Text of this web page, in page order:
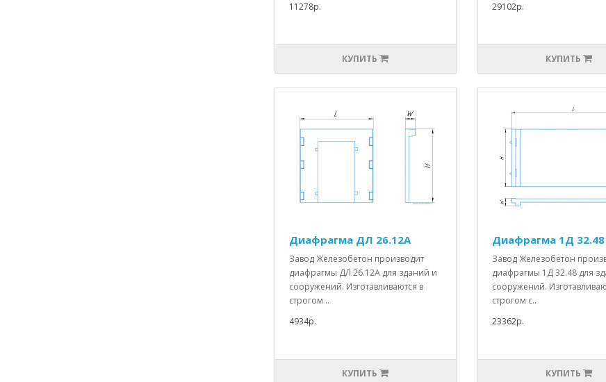
11278р.
КУПИТЬ
29102р.
КУПИТЬ
Диафрагма ДЛ 26.12А
Завод Железобетон производит
диафрагмы ДЛ 26.12А для зданий и
сооружений. Изготавливаются в
строгом ..
4934р.
КУПИТЬ
Диафрагма 1Д 32.48
Завод Железобетон
диафрагмы 1Д 32.48 для
сооружений.
строгом с..
23362р.
КУПИТЬ